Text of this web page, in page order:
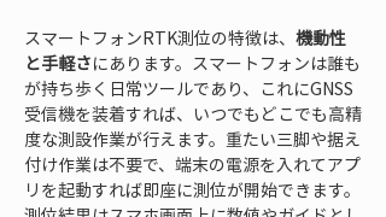
スマートフォンRTK測位の特徴は、 機動性
と手軽さにあります。スマートフォンは誰も
が持ち歩く日常ツールであり、これにGNSS
受信機を装着すれば、いつでもどこでも高精
度な測設作業が行えます。重たい三脚や据え
付け作業は不要で、端末の電源を入れてアプ
リを起動すれば即座に測位が開始できます。